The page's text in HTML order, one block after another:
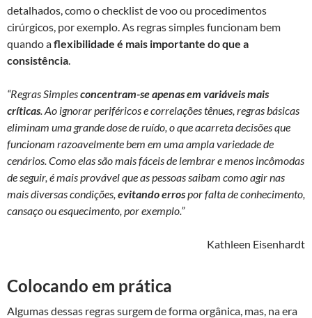
detalhados, como o checklist de voo ou procedimentos
cirúrgicos, por exemplo. As regras simples funcionam bem
quando aflexibilidade é mais importante do que a
consistência.
“Regras Simplesconcentram-se apenas em variáveis mais
críticas. Ao ignorar periféricos e correlações tênues, regras básicas
eliminam uma grande dose de ruído, o que acarreta decisões que
funcionam razoavelmente bem em uma ampla variedade de
cenários. Como elas são mais fáceis de lembrar e menos incômodas
de seguir, é mais provável que as pessoas saibam como agir nas
mais diversas condições, evitando errospor falta de conhecimento,
cansaço ou esquecimento, por exemplo.”
Kathleen Eisenhardt
Colocando em prática
Algumas dessas regras surgem de forma orgânica, mas, na era